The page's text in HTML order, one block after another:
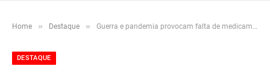
Home » Destaque » Guerra e pandemia provocam falta de medicamentos em unidades de saúde de todo o Brasil
DESTAQUE